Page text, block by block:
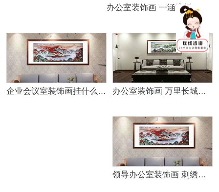
办公室装饰画 一涵汴绣山水画招财纳福
办公室装饰画 万里长城提升财运
企业会议室装饰画挂什么好？
领导办公室装饰画 刺绣山水画大气稳重